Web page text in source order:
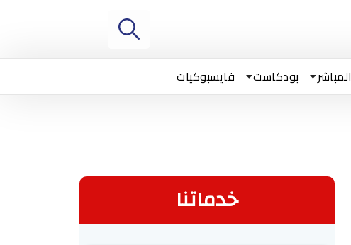
المباشر بودكاست فايسبوكيات
خدماتنا